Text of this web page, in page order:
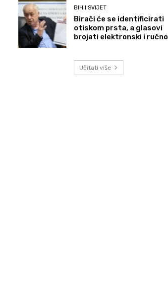
BIH I SVIJET
Birači će se identificirati
otiskom prsta, a glasovi
brojati elektronski i ručno
Učitati više